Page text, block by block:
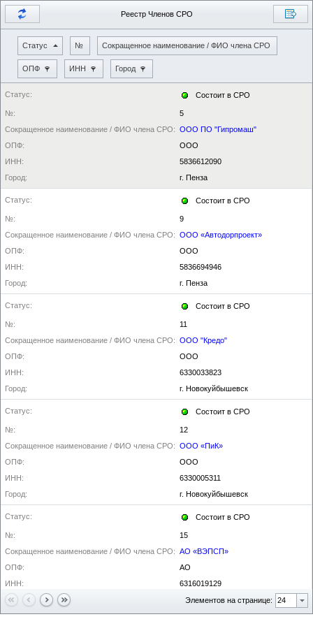
Реестр Членов СРО
Статус № Сокращенное наименование / ФИО члена СРО
ОПФ ИНН Город
Статус: Состоит в СРО
№:
5
Сокращенное наименование / ФИО члена СРО: ООО ПО "Гипромаш"
ОПФ:
ООО
ИНН:
5836612090
Город:
г. Пенза
Статус: Состоит в СРО
№:
9
Сокращенное наименование / ФИО члена СРО: ООО «Автодорпроект»
ОПФ:
ООО
ИНН:
5836694946
Город:
г. Пенза
Статус: Состоит в СРО
№:
11
Сокращенное наименование / ФИО члена СРО: ООО "Кредо"
ОПФ:
ООО
ИНН:
6330033823
Город:
г. Новокуйбышевск
Статус: Состоит в СРО
№:
12
Сокращенное наименование / ФИО члена СРО: ООО «ПиК»
ОПФ:
ООО
ИНН:
6330005311
Город:
г. Новокуйбышевск
Статус: Состоит в СРО
№:
15
Сокращенное наименование / ФИО члена СРО: АО «ВЭПСП»
ОПФ:
АО
ИНН:
6316019129
Город:
г. Самара
Элементов на странице: